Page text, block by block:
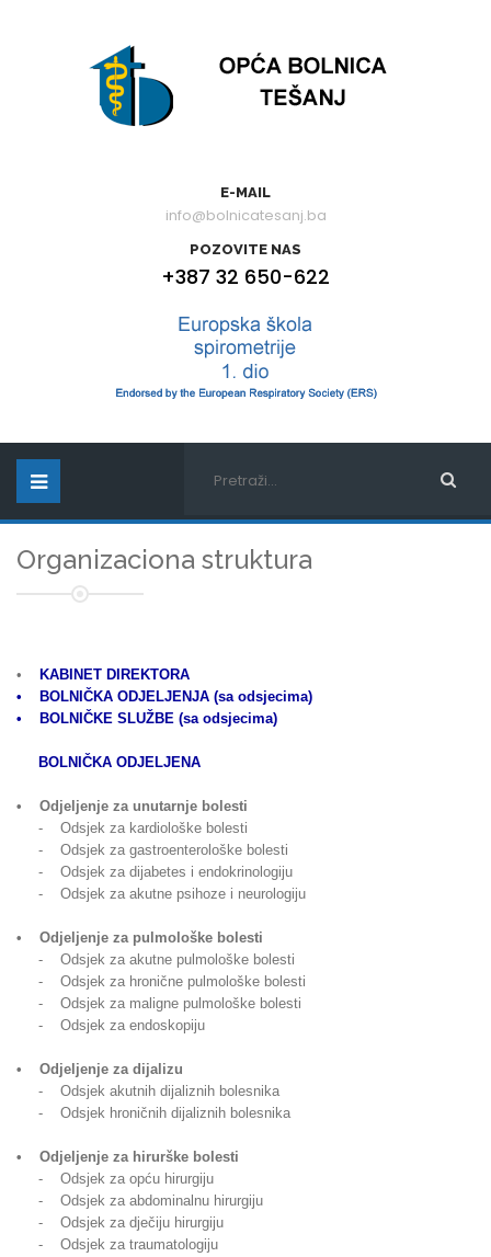
E-MAIL
info@bolnicatesanj.ba
POZOVITE NAS
+387 32 650-622
Organizaciona struktura
•
KABINET DIREKTORA
• BOLNIČKA ODJELJENJA (sa odsjecima)
• BOLNIČKE SLUŽBE (sa odsjecima)
BOLNIČKA ODJELJENA
• Odjeljenje za unutarnje bolesti
- Odsjek za kardiološke bolesti
- Odsjek za gastroenterološke bolesti
- Odsjek za dijabetes i endokrinologiju
- Odsjek za akutne psihoze i neurologiju
• Odjeljenje za pulmološke bolesti
- Odsjek za akutne pulmološke bolesti
- Odsjek za hronične pulmološke bolesti
- Odsjek za maligne pulmološke bolesti
- Odsjek za endoskopiju
• Odjeljenje za dijalizu
- Odsjek akutnih dijaliznih bolesnika
- Odsjek hroničnih dijaliznih bolesnika
• Odjeljenje za hirurške bolesti
- Odsjek za opću hirurgiju
- Odsjek za abdominalnu hirurgiju
- Odsjek za dječiju hirurgiju
- Odsjek za traumatologiju